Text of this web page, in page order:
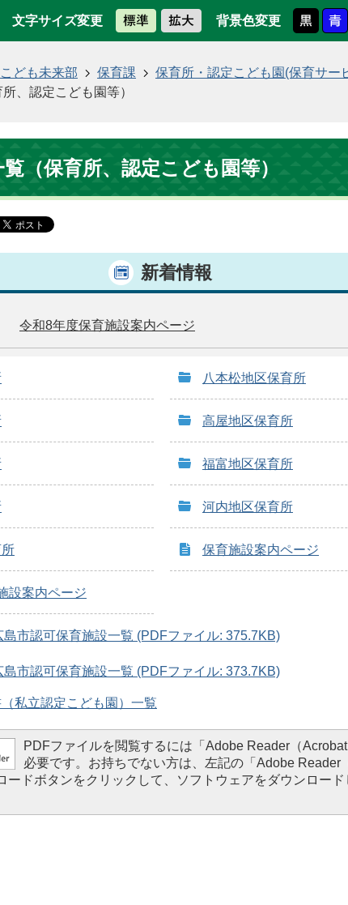
文字サイズ変更 背景色変更
こども未来部 保育課
保育所・認定こども園(保育サー
、認定こども園等）
（保育所、認定こども園等）
新着情報
令和8年度保育施設案内ページ
八本松地区保育所
高屋地区保育所
福富地区保育所
河内地区保育所
保育施設案内ページ
設案内ページ
市認可保育施設一覧 (PDFファイル: 375.7KB)
市認可保育施設一覧 (PDFファイル: 373.7KB)
私立認定こども園）一覧
PDFファイルを閲覧するには「Adobe Reader（
必要です。お持ちでない方は、左記の「Adobe Reader
ードボタンをクリックして、ソフトウェアをダウンロー